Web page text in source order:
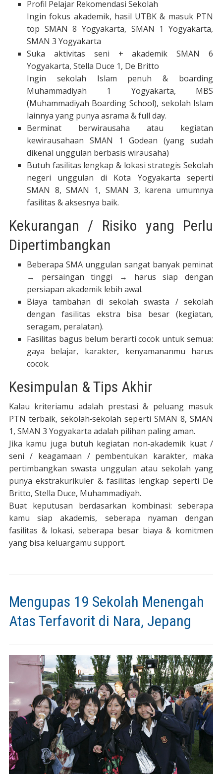
Profil Pelajar Rekomendasi Sekolah
Ingin fokus akademik, hasil UTBK & masuk PTN
top SMAN 8 Yogyakarta, SMAN 1 Yogyakarta,
SMAN 3 Yogyakarta
Suka aktivitas seni + akademik SMAN 6
Yogyakarta, Stella Duce 1, De Britto
Ingin sekolah Islam penuh & boarding
Muhammadiyah 1 Yogyakarta, MBS
(Muhammadiyah Boarding School), sekolah Islam
lainnya yang punya asrama & full day.
Berminat berwirausaha atau kegiatan
kewirausahaan SMAN 1 Godean (yang sudah
dikenal unggulan berbasis wirausaha)
Butuh fasilitas lengkap & lokasi strategis Sekolah
negeri unggulan di Kota Yogyakarta seperti
SMAN 8, SMAN 1, SMAN 3, karena umumnya
fasilitas & aksesnya baik.
Kekurangan / Risiko yang Perlu
Dipertimbangkan
Beberapa SMA unggulan sangat banyak peminat
→ persaingan tinggi → harus siap dengan
persiapan akademik lebih awal.
Biaya tambahan di sekolah swasta / sekolah
dengan fasilitas ekstra bisa besar (kegiatan,
seragam, peralatan).
Fasilitas bagus belum berarti cocok untuk semua:
gaya belajar, karakter, kenyamananmu harus
cocok.
Kesimpulan & Tips Akhir
Kalau kriteriamu adalah prestasi & peluang masuk
PTN terbaik, sekolah‐sekolah seperti SMAN 8, SMAN
1, SMAN 3 Yogyakarta adalah pilihan paling aman.
Jika kamu juga butuh kegiatan non‐akademik kuat /
seni / keagamaan / pembentukan karakter, maka
pertimbangkan swasta unggulan atau sekolah yang
punya ekstrakurikuler & fasilitas lengkap seperti De
Britto, Stella Duce, Muhammadiyah.
Buat keputusan berdasarkan kombinasi: seberapa
kamu siap akademis, seberapa nyaman dengan
fasilitas & lokasi, seberapa besar biaya & komitmen
yang bisa keluargamu support.
Mengupas 19 Sekolah Menengah
Atas Terfavorit di Nara, Jepang